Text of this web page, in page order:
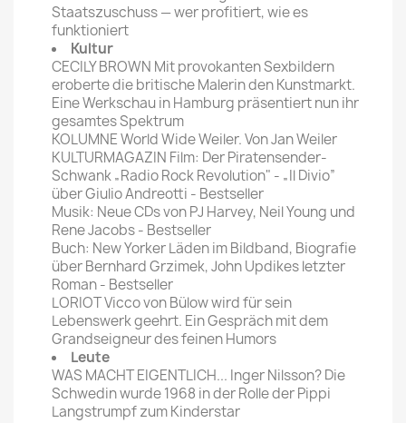
Staatszuschuss — wer profitiert, wie es
funktioniert
Kultur
CECILY BROWN Mit provokanten Sexbildern
eroberte die britische Malerin den Kunstmarkt.
Eine Werkschau in Hamburg präsentiert nun ihr
gesamtes Spektrum
KOLUMNE World Wide Weiler. Von Jan Weiler
KULTURMAGAZIN Film: Der Piratensender-
Schwank „Radio Rock Revolution" - „Il Divio”
über Giulio Andreotti - Bestseller
Musik: Neue CDs von PJ Harvey, Neil Young und
Rene Jacobs - Bestseller
Buch: New Yorker Läden im Bildband, Biografie
über Bernhard Grzimek, John Updikes letzter
Roman - Bestseller
LORIOT Vicco von Bülow wird für sein
Lebenswerk geehrt. Ein Gespräch mit dem
Grandseigneur des feinen Humors
Leute
WAS MACHT EIGENTLICH... Inger Nilsson? Die
Schwedin wurde 1968 in der Rolle der Pippi
Langstrumpf zum Kinderstar